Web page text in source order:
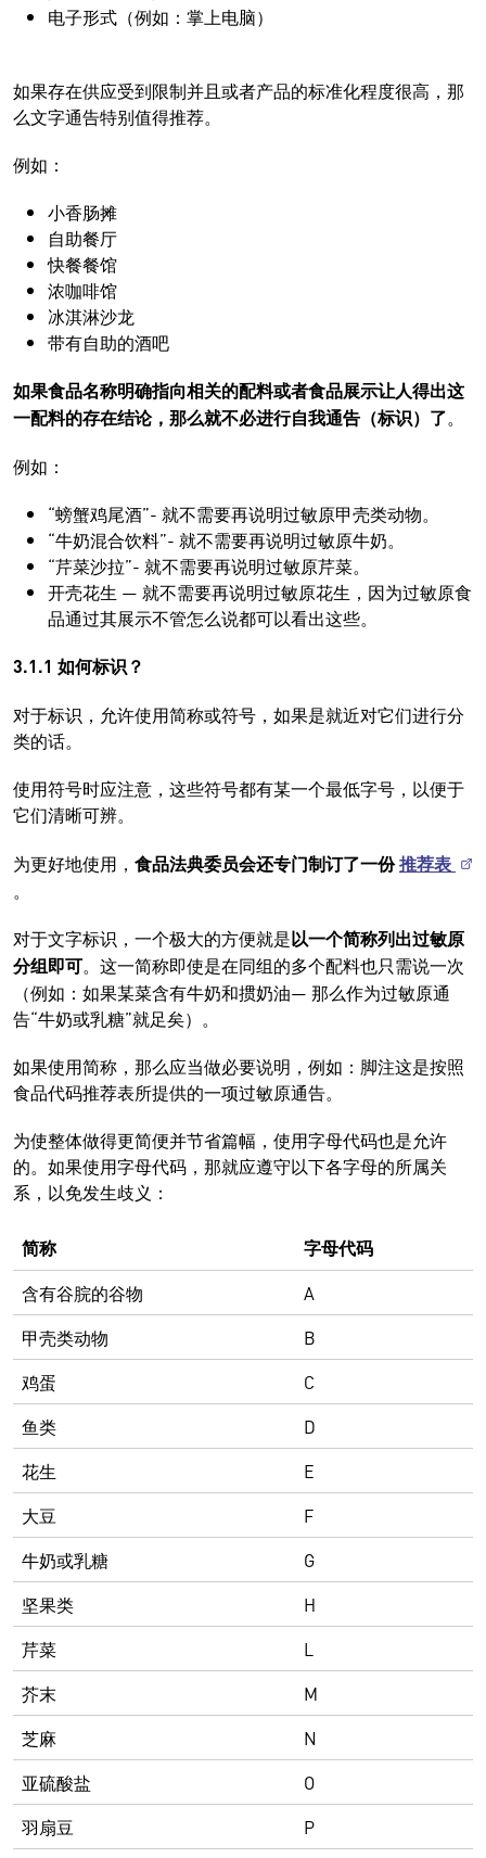
电子形式（例如：掌上电脑）
如果存在供应受到限制并且或者产品的标准化程度很高，那
么文字通告特别值得推荐。
例如：
小香肠摊
自助餐厅
快餐餐馆
浓咖啡馆
冰淇淋沙龙
带有自助的酒吧
如果食品名称明确指向相关的配料或者食品展示让人得出这
一配料的存在结论，那么就不必进行自我通告（标识）了。
例如：
“螃蟹鸡尾酒”- 就不需要再说明过敏原甲壳类动物。
“牛奶混合饮料”- 就不需要再说明过敏原牛奶。
“芹菜沙拉”- 就不需要再说明过敏原芹菜。
开壳花生 — 就不需要再说明过敏原花生，因为过敏原食
品通过其展示不管怎么说都可以看出这些。
3.1.1 如何标识？
对于标识，允许使用简称或符号，如果是就近对它们进行分
类的话。
使用符号时应注意，这些符号都有某一个最低字号，以便于
它们清晰可辨。
为更好地使用， 食品法典委员会还专门制订了一份推荐表
。
对于文字标识，一个极大的方便就是以一个简称列出过敏原
分组即可。这一简称即使是在同组的多个配料也只需说一次
（例如：如果某菜含有牛奶和掼奶油— 那么作为过敏原通
告“牛奶或乳糖”就足矣）。
如果使用简称，那么应当做必要说明，例如：脚注这是按照
食品代码推荐表所提供的一项过敏原通告。
为使整体做得更简便并节省篇幅，使用字母代码也是允许
的。如果使用字母代码，那就应遵守以下各字母的所属关
系，以免发生歧义：
简称 字母代码
含有谷脘的谷物
A
甲壳类动物
B
鸡蛋
C
鱼类
D
花生
E
大豆
F
牛奶或乳糖
G
坚果类
H
芹菜
L
芥末
M
芝麻
N
亚硫酸盐
O
羽扇豆
P